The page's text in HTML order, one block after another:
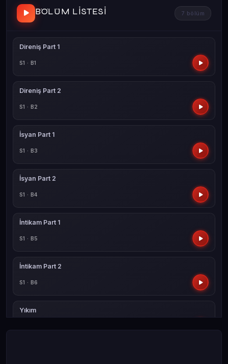
BÖLÜM LISTESI 7 bölüm
Direniş Part 1
S1 · B1
Direniş Part 2
S1 · B2
İsyan Part 1
S1 · B3
İsyan Part 2
S1 · B4
İntikam Part 1
S1 · B5
İntikam Part 2
S1 · B6
Yıkım